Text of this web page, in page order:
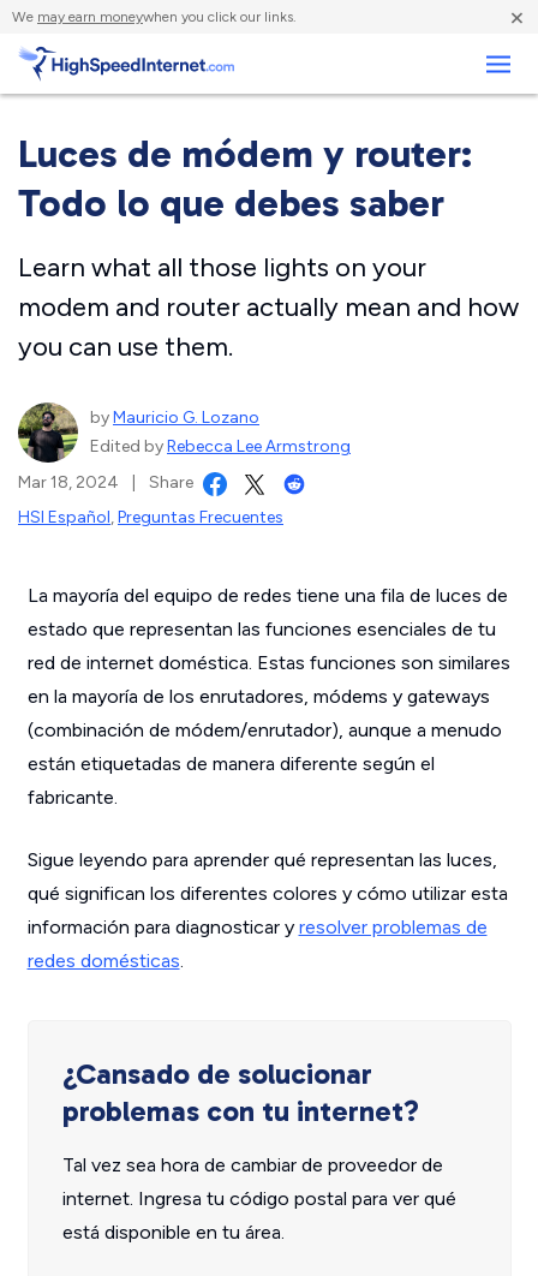
We may earn moneywhen you click our links. ×
Luces de módem y router:
Todo lo que debes saber
Learn what all those lights on your
modem and router actually mean and how
you can use them.
byMauricio G. Lozano
Edited byRebecca Lee Armstrong
Mar 18, 2024
Share
HSI Español,Preguntas Frecuentes
La mayoría del equipo de redes tiene una fila de luces de
estado que representan las funciones esenciales de tu
red de internet doméstica. Estas funciones son similares
en la mayoría de los enrutadores, módems y gateways
(combinación de módem/enrutador), aunque a menudo
están etiquetadas de manera diferente según el
fabricante.
Sigue leyendo para aprender qué representan las luces,
qué significan los diferentes colores y cómo utilizar esta
información para diagnosticar y resolver problemas de
redes domésticas.
¿Cansado de solucionar
problemas con tu internet?
Tal vez sea hora de cambiar de proveedor de
internet. Ingresa tu código postal para ver qué
está disponible en tu área.